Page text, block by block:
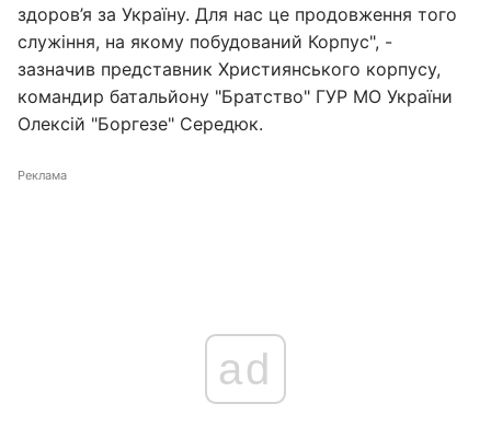
здоров’я за Україну. Для нас це продовження того
служіння, на якому побудований Корпус", -
зазначив представник Християнського корпусу,
командир батальйону "Братство" ГУР МО України
Олексій "Боргезе" Середюк.
Реклама
ad